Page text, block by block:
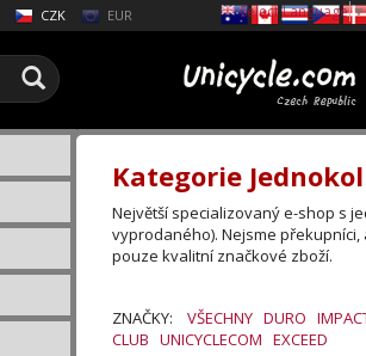
CZK EUR
Kategorie
Největší specializovaný e-shop s
vyprodaného). Nejsme
pouze kvalitní značkové zboží.
ZNAČKY: VŠECHNY DURO
CLUB UNICYCLECOM EXCEED
Select Language▼